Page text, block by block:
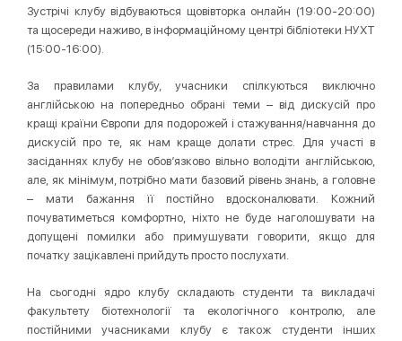
Зустрічі клубу відбуваються щовівторка онлайн (19:00-20:00)
та щосереди наживо, в інформаційному центрі бібліотеки НУХТ
(15:00-16:00).
За правилами клубу, учасники спілкуються виключно
англійською на попередньо обрані теми – від дискусій про
кращі країни Європи для подорожей і стажування/навчання до
дискусій про те, як нам краще долати стрес. Для участі в
засіданнях клубу не обов’язково вільно володіти англійською,
але, як мінімум, потрібно мати базовий рівень знань, а головне
– мати бажання її постійно вдосконалювати. Кожний
почуватиметься комфортно, ніхто не буде наголошувати на
допущені помилки або примушувати говорити, якщо для
початку зацікавлені прийдуть просто послухати.
На сьогодні ядро клубу складають студенти та викладачі
факультету біотехнології та екологічного контролю, але
постійними учасниками клубу є також студенти інших